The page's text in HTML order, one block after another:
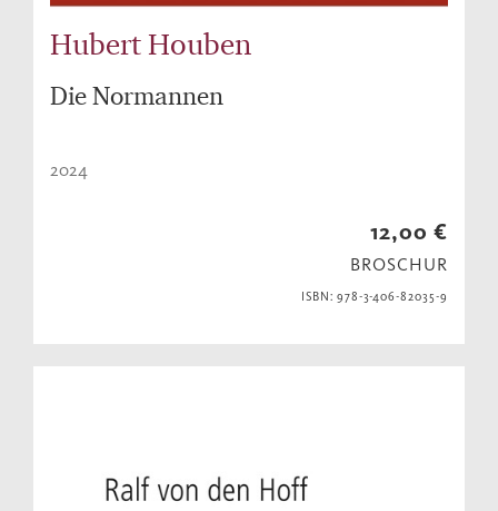
Hubert Houben
Die Normannen
2024
12,00 €
BROSCHUR
ISBN: 978-3-406-82035-9